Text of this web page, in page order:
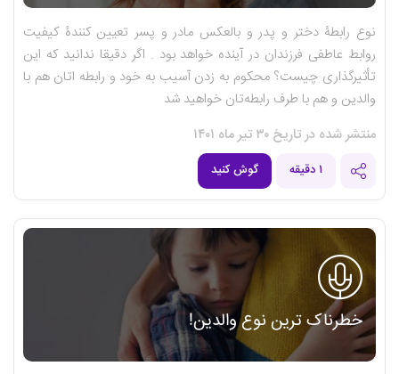
نوع رابطۀ دختر و پدر و بالعکس مادر و پسر تعیین کنندۀ کیفیت
روابط عاطفی فرزندان در آینده خواهد بود . اگر دقیقا ندانید که این
تأثیرگذاری چیست؟ محکوم به زدن آسیب به خود و رابطه اتان هم با
والدین و هم با طرف رابطه‌تان خواهید شد
منتشر شده در تاریخ ۳۰ تیر ماه ۱۴۰۱
۱ دقیقه گوش کنید
خطرناک ترین نوع والدین!